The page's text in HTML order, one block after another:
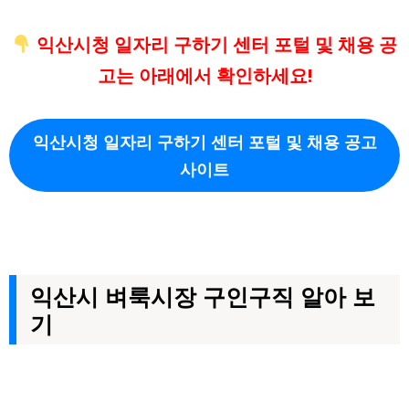
익산시청 일자리 구하기 센터 포털 및 채용 공
고는 아래에서 확인하세요!
익산시청 일자리 구하기 센터 포털 및 채용 공고
사이트
익산시 벼룩시장 구인구직 알아 보
기